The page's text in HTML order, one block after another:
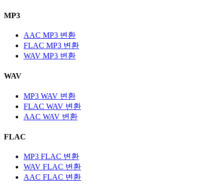
MP3
AAC MP3 변환
FLAC MP3 변환
WAV MP3 변환
WAV
MP3 WAV 변환
FLAC WAV 변환
AAC WAV 변환
FLAC
MP3 FLAC 변환
WAV FLAC 변환
AAC FLAC 변환